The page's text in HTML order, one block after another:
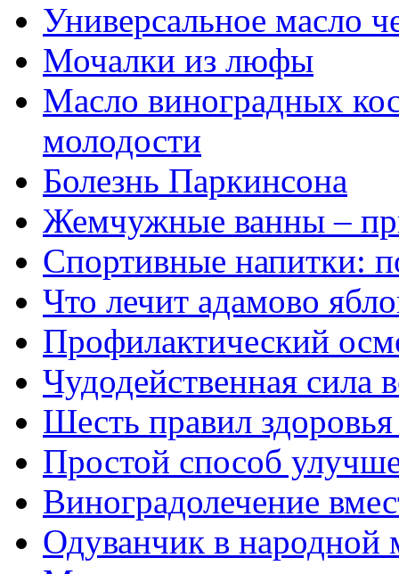
Универсальное масло
Мочалки из люфы
Масло виноградных
молодости
Болезнь Паркинсона
Жемчужные ванны –
Спортивные напитки:
Что лечит адамово
Профилактический
Чудодейственная сила
Шесть правил
Простой способ
Виноградолечение
Одуванчик в народной